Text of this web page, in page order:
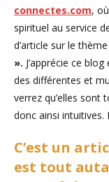
connectes.com,
spirituel au service
d’article sur le thème
». J’apprécie ce blog
des différentes et
verrez qu’elles sont
donc ainsi intuitives.
C’est un
est tout